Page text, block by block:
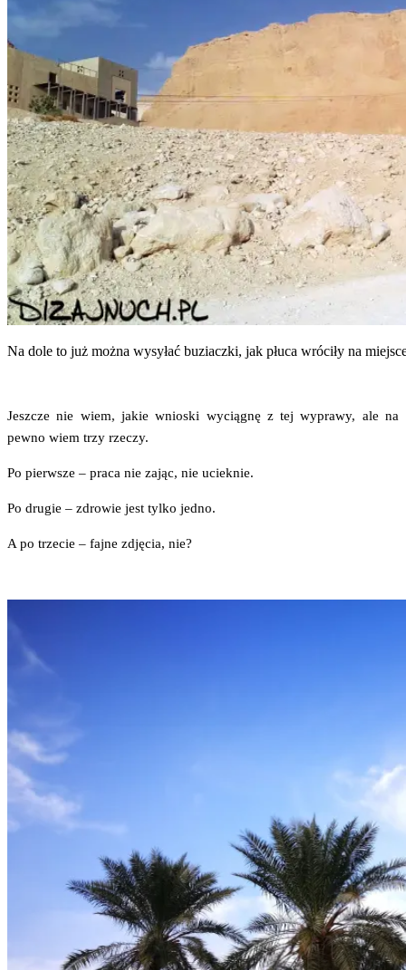
Na dole to już moż­na wysy­łać buziacz­ki, jak płu­ca wró­ci­ły na
Jesz­cze nie wiem, jakie wnio­ski wycią­gnę z tej wypra­wy, ale na
pew­no wiem trzy rzeczy.
Po pierw­sze – pra­ca nie zając, nie ucieknie.
Po dru­gie – zdro­wie jest tyl­ko jedno.
A po trze­cie – faj­ne zdję­cia, nie?